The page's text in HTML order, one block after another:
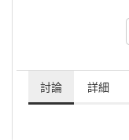
討論 詳細